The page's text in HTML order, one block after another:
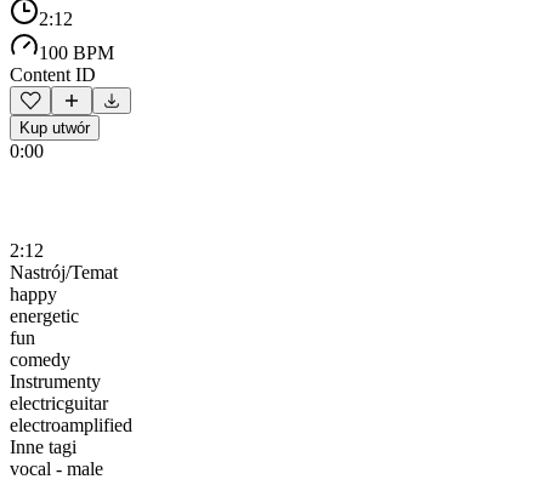
2:12
100 BPM
Content ID
Kup utwór
0:00
2:12
Nastrój/Temat
happy
energetic
fun
comedy
Instrumenty
electricguitar
electroamplified
Inne tagi
vocal - male